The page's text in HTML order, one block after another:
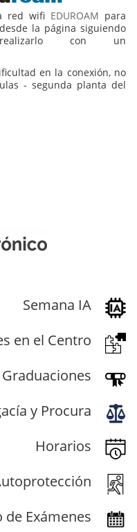
red wifi EDUROAM para
la página siguiendo
con un
en la conexión, no
- segunda planta del
Semana IA
en el Centro
Graduaciones
y Procura
Horarios
de Exámenes